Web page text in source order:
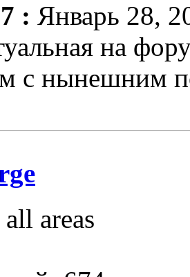
: Январь 28,
на
с нынешним
areas